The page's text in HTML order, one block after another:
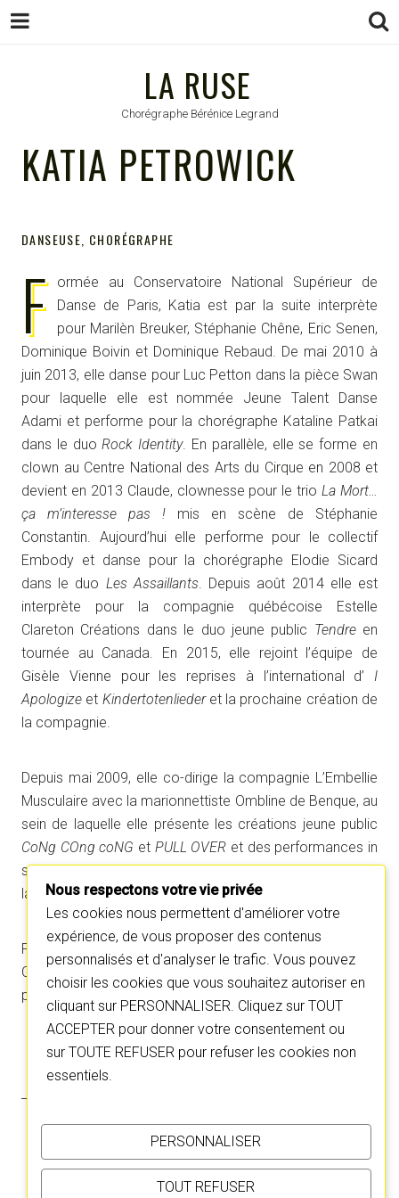
LA RUSE
Chorégraphe Bérénice Legrand
KATIA PETROWICK
DANSEUSE, CHORÉGRAPHE
F
ormée au Conservatoire National Supérieur de
Danse de Paris, Katia est par la suite interprète
pour Marilèn Breuker, Stéphanie Chêne, Eric Senen,
Dominique Boivin et Dominique Rebaud. De mai 2010 à
juin 2013, elle danse pour Luc Petton dans la pièce Swan
pour laquelle elle est nommée Jeune Talent Danse
Adami et performe pour la chorégraphe Kataline Patkai
dans le duoRock Identity. En parallèle, elle se forme en
clown au Centre National des Arts du Cirque en 2008 et
devient en 2013 Claude, clownesse pour le trioLa Mort…
ça m’interesse pas ! mis en scène de Stéphanie
Constantin. Aujourd’hui elle performe pour le collectif
Embody et danse pour la chorégraphe Elodie Sicard
dans le duo Les Assaillants. Depuis août 2014 elle est
interprète pour la compagnie québécoise Estelle
Clareton Créations dans le duo jeune public Tendreen
tournée au Canada. En 2015, elle rejoint l’équipe de
Gisèle Vienne pour les reprises à l’international d’ I
Apologize et Kindertotenliederet la prochaine création de
la compagnie.
Depuis mai 2009, elle co-dirige la compagnie L’Embellie
Musculaire avec la marionnettiste Ombline de Benque, au
sein de laquelle elle présente les créations jeune public
CoNg COng coNG et PULL OVER et des performances in
situ avecLe Vestiaire, laboratoire de recherche autour de
la danse et l’art textile.
Pour la Ruse, elle collabore au parcours d’ateliers Les
Chemins artistiques et est complice à la création de la
performance
Mad Madison
LA RUSE
Nous respectons votre vie privée
Les cookies nous permettent d'améliorer votre
expérience, de vous proposer des contenus
personnalisés et d'analyser le trafic. Vous pouvez
choisir les cookies que vous souhaitez autoriser en
cliquant sur PERSONNALISER. Cliquez sur TOUT
ACCEPTER pour donner votre consentement ou
sur TOUTE REFUSER pour refuser les cookies non
essentiels.
PERSONNALISER
TOUT REFUSER